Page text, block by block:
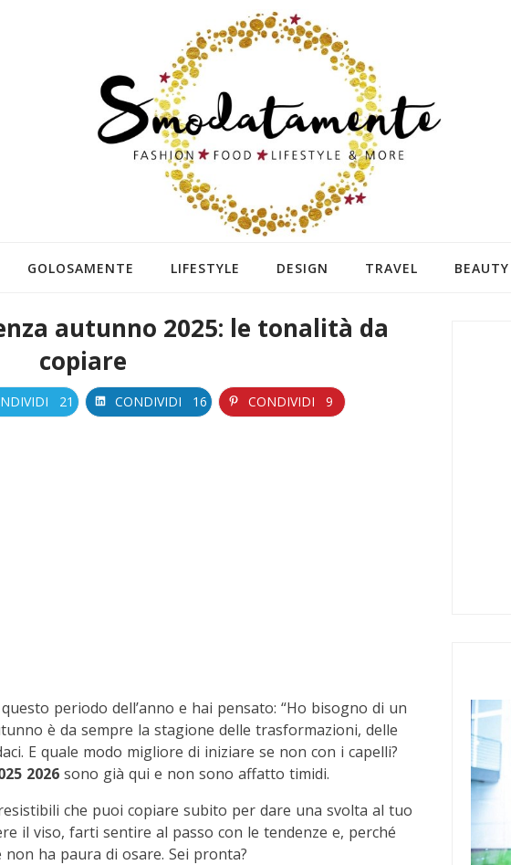
GOLOSAMENTE LIFESTYLE DESIGN TRAVEL BEAUTY
autunno 2025: le tonalità da
copiare
21 CONDIVIDI 16 CONDIVIDI9
periodo dell’anno e hai pensato: “Ho bisogno di un
è da sempre la stagione delle trasformazioni, delle
E quale modo migliore di iniziare se non con i capelli?
2026sono già qui e non sono affatto timidi.
che puoi copiare subito per dare una svolta al tuo
il viso, farti sentire al passo con le tendenze e, perché
ha paura di osare. Sei pronta?